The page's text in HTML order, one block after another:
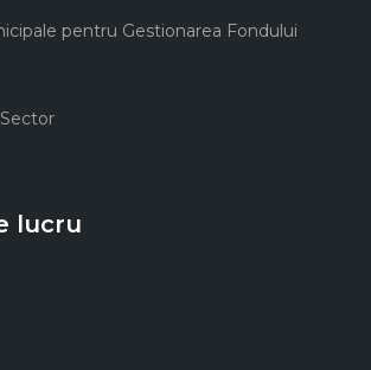
pentru Gestionarea Fondului
lucru